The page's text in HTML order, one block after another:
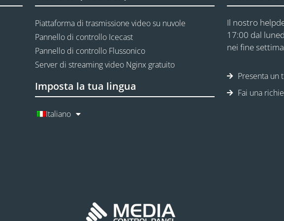
Piattaforma di trasmissione video su nuvole
Pannello di controllo Icecast
Pannello di controllo Flussonico
Server di streaming video Nginx gratuito
Imposta la tua lingua
Italiano
Il nostro
17:00 dal
nei fine
Presenta un
Fai una